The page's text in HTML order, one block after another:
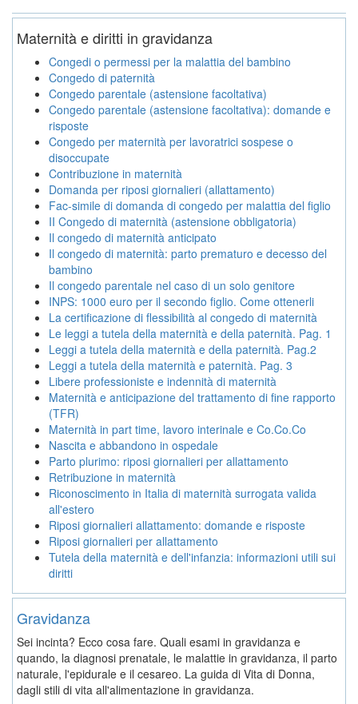
Maternità e diritti in gravidanza
Congedi o permessi per la malattia del bambino
Congedo di paternità
Congedo parentale (astensione facoltativa)
Congedo parentale (astensione facoltativa): domande e
risposte
Congedo per maternità per lavoratrici sospese o
disoccupate
Contribuzione in maternità
Domanda per riposi giornalieri (allattamento)
Fac-simile di domanda di congedo per malattia del figlio
II Congedo di maternità (astensione obbligatoria)
Il congedo di maternità anticipato
Il congedo di maternità: parto prematuro e decesso del
bambino
Il congedo parentale nel caso di un solo genitore
INPS: 1000 euro per il secondo figlio. Come ottenerli
La certificazione di flessibilità al congedo di maternità
Le leggi a tutela della maternità e della paternità. Pag. 1
Leggi a tutela della maternità e della paternità. Pag.2
Leggi a tutela della maternità e paternità. Pag. 3
Libere professioniste e indennità di maternità
Maternità e anticipazione del trattamento di fine rapporto
(TFR)
Maternità in part time, lavoro interinale e Co.Co.Co
Nascita e abbandono in ospedale
Parto plurimo: riposi giornalieri per allattamento
Retribuzione in maternità
Riconoscimento in Italia di maternità surrogata valida
all'estero
Riposi giornalieri allattamento: domande e risposte
Riposi giornalieri per allattamento
Tutela della maternità e dell'infanzia: informazioni utili sui
diritti
Gravidanza
Sei incinta? Ecco cosa fare. Quali esami in gravidanza e
quando, la diagnosi prenatale, le malattie in gravidanza, il parto
naturale, l'epidurale e il cesareo. La guida di Vita di Donna,
dagli stili di vita all'alimentazione in gravidanza.